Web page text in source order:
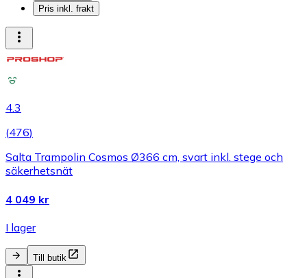
Pris inkl. frakt
4.3
(476)
Salta Trampolin Cosmos Ø366 cm, svart inkl. stege och
säkerhetsnät
4 049 kr
I lager
Till butik